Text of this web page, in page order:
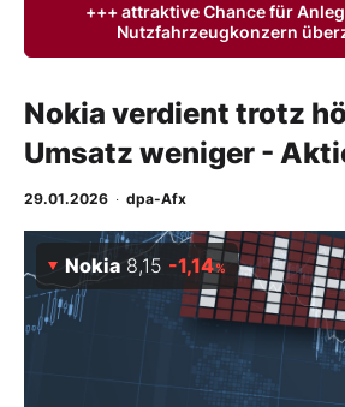
Anlageprodukte
Finanz-Check
Abo & Shop
BO-Musterdepots
+++ attraktive Chance für
Nutzfahrzeugkonzern
Nokia verdient trotz
Umsatz weniger -
29.01.2026 · dpa-Afx
Nokia 8,15 -1,14%